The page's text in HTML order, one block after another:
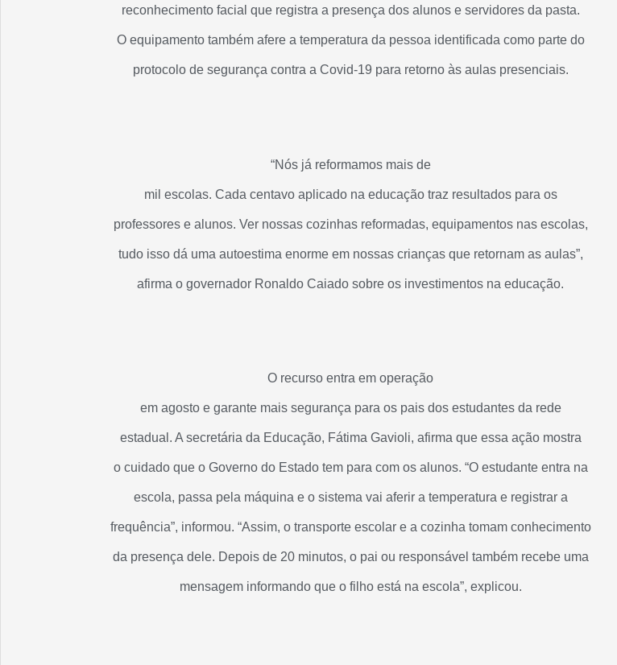
reconhecimento facial que registra a presença dos alunos e servidores da pasta.
O equipamento também afere a temperatura da pessoa identificada como parte do
protocolo de segurança contra a Covid-19 para retorno às aulas presenciais.
“Nós já reformamos mais de
mil escolas. Cada centavo aplicado na educação traz resultados para os
professores e alunos. Ver nossas cozinhas reformadas, equipamentos nas escolas,
tudo isso dá uma autoestima enorme em nossas crianças que retornam as aulas”,
afirma o governador Ronaldo Caiado sobre os investimentos na educação.
O recurso entra em operação
em agosto e garante mais segurança para os pais dos estudantes da rede
estadual. A secretária da Educação, Fátima Gavioli, afirma que essa ação mostra
o cuidado que o Governo do Estado tem para com os alunos. “O estudante entra na
escola, passa pela máquina e o sistema vai aferir a temperatura e registrar a
frequência”, informou. “Assim, o transporte escolar e a cozinha tomam conhecimento
da presença dele. Depois de 20 minutos, o pai ou responsável também recebe uma
mensagem informando que o filho está na escola”, explicou.